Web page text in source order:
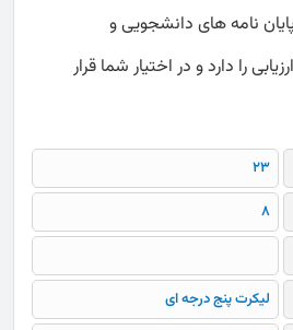
نامه های دانشجویی و
را دارد و در اختیار شما قرار
23
8
لیکرت پنج درجه ای